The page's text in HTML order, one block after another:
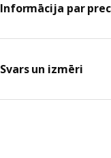
Informācija par
Svars un izmēri